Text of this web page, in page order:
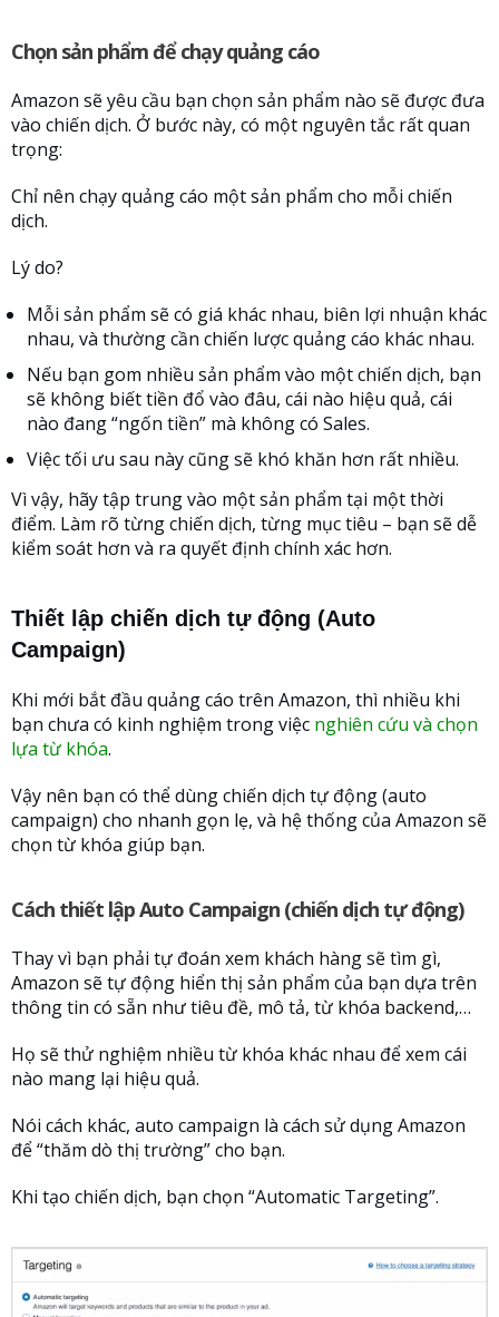
Chọn sản phẩm để chạy quảng cáo
Amazon sẽ yêu cầu bạn chọn sản phẩm nào sẽ được đưa
vào chiến dịch. Ở bước này, có một nguyên tắc rất quan
trọng:
Chỉ nên chạy quảng cáo một sản phẩm cho mỗi chiến
dịch.
Lý do?
Mỗi sản phẩm sẽ có giá khác nhau, biên lợi nhuận khác
nhau, và thường cần chiến lược quảng cáo khác nhau.
Nếu bạn gom nhiều sản phẩm vào một chiến dịch, bạn
sẽ không biết tiền đổ vào đâu, cái nào hiệu quả, cái
nào đang “ngốn tiền” mà không có Sales.
Việc tối ưu sau này cũng sẽ khó khăn hơn rất nhiều.
Vì vậy, hãy tập trung vào một sản phẩm tại một thời
điểm. Làm rõ từng chiến dịch, từng mục tiêu – bạn sẽ dễ
kiểm soát hơn và ra quyết định chính xác hơn.
Thiết lập chiến dịch tự động (Auto
Campaign)
Khi mới bắt đầu quảng cáo trên Amazon, thì nhiều khi
bạn chưa có kinh nghiệm trong việc nghiên cứu và chọn
lựa từ khóa.
Vậy nên bạn có thể dùng chiến dịch tự động (auto
campaign) cho nhanh gọn lẹ, và hệ thống của Amazon sẽ
chọn từ khóa giúp bạn.
Cách thiết lập Auto Campaign (chiến dịch tự động)
Thay vì bạn phải tự đoán xem khách hàng sẽ tìm gì,
Amazon sẽ tự động hiển thị sản phẩm của bạn dựa trên
thông tin có sẵn như tiêu đề, mô tả, từ khóa backend,…
Họ sẽ thử nghiệm nhiều từ khóa khác nhau để xem cái
nào mang lại hiệu quả.
Nói cách khác, auto campaign là cách sử dụng Amazon
để “thăm dò thị trường” cho bạn.
Khi tạo chiến dịch, bạn chọn “Automatic Targeting”.